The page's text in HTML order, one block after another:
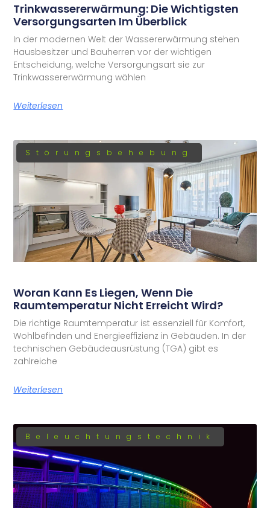
Trinkwassererwärmung: Die Wichtigsten
Versorgungsarten Im Überblick
In der modernen Welt der Wassererwärmung stehen
Hausbesitzer und Bauherren vor der wichtigen
Entscheidung, welche Versorgungsart sie zur
Trinkwassererwärmung wählen
Weiterlesen
Störungsbehebung
Woran Kann Es Liegen, Wenn Die
Raumtemperatur Nicht Erreicht Wird?
Die richtige Raumtemperatur ist essenziell für Komfort,
Wohlbefinden und Energieeffizienz in Gebäuden. In der
technischen Gebäudeausrüstung (TGA) gibt es
zahlreiche
Weiterlesen
Beleuchtungstechnik